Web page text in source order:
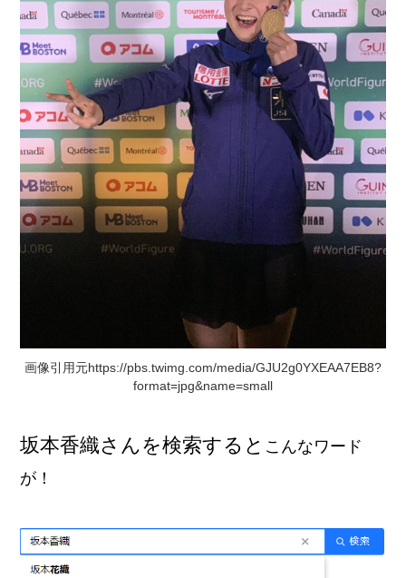
画像引用元https://pbs.twimg.com/media/GJU2g0YXEAA7EB8?
format=jpg&name=small
坂本香織さんを検索すると こんなワード
が！